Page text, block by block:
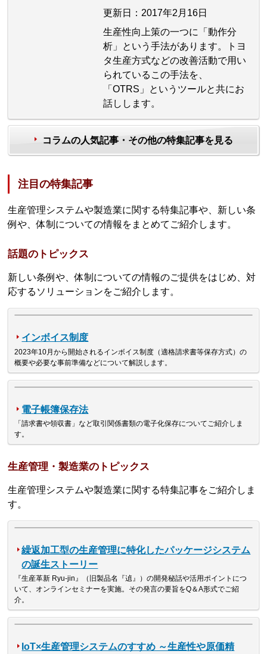
更新日：2017年2月16日
生産性向上策の一つに「動作分
析」という手法があります。トヨ
タ生産方式などの改善活動で用い
られているこの手法を、
「OTRS」というツールと共にお
話しします。
コラムの人気記事・その他の特集記事を見る
注目の特集記事
生産管理システムや製造業に関する特集記事や、新しい条
例や、体制についての情報をまとめてご紹介します。
話題のトピックス
新しい条例や、体制についての情報のご提供をはじめ、対
応するソリューションをご紹介します。
インボイス制度
2023年10月から開始されるインボイス制度（適格請求書等保存方式）の
概要や必要な事前準備などについて解説します。
電子帳簿保存法
「請求書や領収書」など取引関係書類の電子化保存についてご紹介しま
す。
生産管理・製造業のトピックス
生産管理システムや製造業に関する特集記事をご紹介しま
す。
繰返加工型の生産管理に特化したパッケージシステム
の誕生ストーリー
『生産革新 Ryu-jin』（旧製品名『遉』）の開発秘話や活用ポイントにつ
いて、オンラインセミナーを実施。その発言の要旨をQ＆A形式でご紹
介。
IoT×生産管理システムのすすめ ～生産性や原価精